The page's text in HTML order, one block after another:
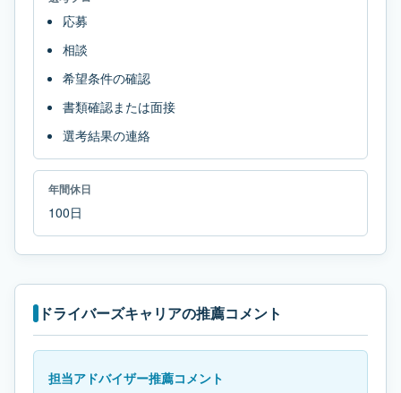
応募
相談
希望条件の確認
書類確認または面接
選考結果の連絡
年間休日
100日
ドライバーズキャリアの推薦コメント
担当アドバイザー推薦コメント